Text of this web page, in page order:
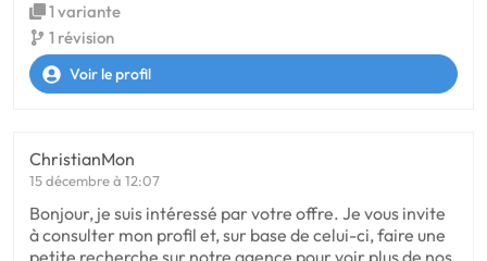
1 variante
1 révision
Voir le profil
ChristianMon
15 décembre à 12:07
Bonjour, je suis intéressé par votre offre. Je vous invite
à consulter mon profil et, sur base de celui-ci, faire une